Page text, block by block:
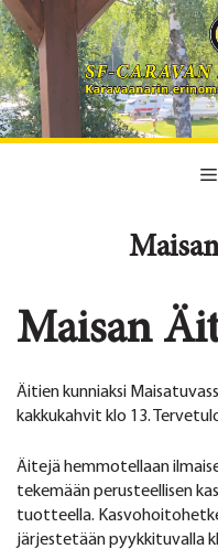
Siirry
sisältöön
Maisan
Äitien kunniaksi
kakkukahvit klo 13.
Äitejä hemmotellaan
tekemään perusteellisen
tuotteella.
järjestetään pyykkituvalla